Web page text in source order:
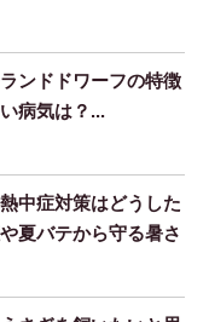
ンドドワーフの特徴
病気は？...
中症対策はどうした
夏バテから守る暑さ